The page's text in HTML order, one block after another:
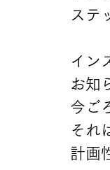
ステ
イン
お知
今ご
それ
計画